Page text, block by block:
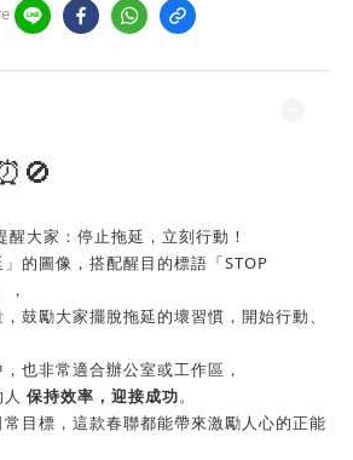
醒大家：停止拖延，立刻行動！
的圖像，搭配醒目的標語「STOP
，
鼓勵大家擺脫拖延的壞習慣，開始行動、
也非常適合辦公室或工作區，
保持效率，迎接成功。
目標，這款春聯都能帶來激勵人心的正能